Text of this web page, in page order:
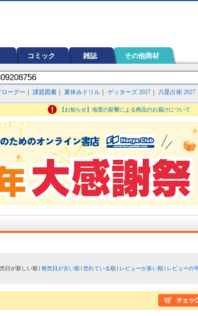
コミック 雑誌 その他商材
ローグー 課題図書 夏休みドリル ゲッターズ 2027 六星占術 2027
【お知らせ】地震の影響による商品のお届けについて
日が新しい順 発売日が古い順 売れている順 レビューが多い順
レビューの